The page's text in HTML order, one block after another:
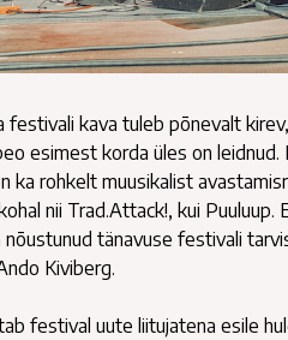
festivali kava tuleb põnevalt
esimest korda üles on
ka rohkelt muusikalist
nii Trad.Attack!, kui
tänavuse festivali
Kiviberg.
festival uute liitujatena esile